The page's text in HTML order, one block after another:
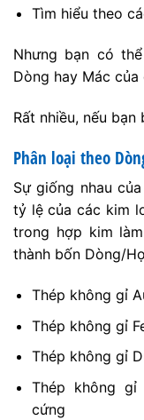
Tìm hiểu theo
Nhưng bạn có
Dòng hay Mác của
Rất nhiều, nếu
Phân loại theo
Sự giống nhau
tỷ lệ của các kim
trong hợp kim
thành bốn Dòng/
Thép không gỉ
Thép không gỉ
Thép không gỉ
Thép không
cứng